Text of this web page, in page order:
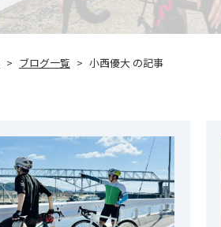
ブログ一覧 小西優大 の記事